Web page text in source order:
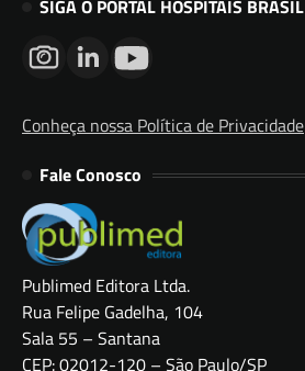
SIGA O PORTAL HOSPITAIS BRASIL
Conheça nossa Política de Privacidade
Fale Conosco
Publimed Editora Ltda.
Rua Felipe Gadelha, 104
Sala 55 – Santana
CEP: 02012-120 – São Paulo/SP